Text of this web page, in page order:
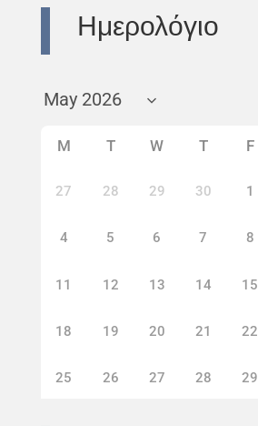
Ημερολόγιο
M T W T F
27 28 29 30 1
4 5 6 7 8
11 12 13 14 15
18 19 20 21 22
25 26 27 28 29